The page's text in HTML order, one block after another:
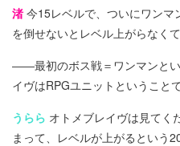
渚今15レベルで、ついにワンマ
を倒せないとレベル上がらなく
――最初のボス戦＝ワンマンと
イヴはRPGユニットということで
うらら オトメブレイヴは見てく
まって、レベルが上がるという